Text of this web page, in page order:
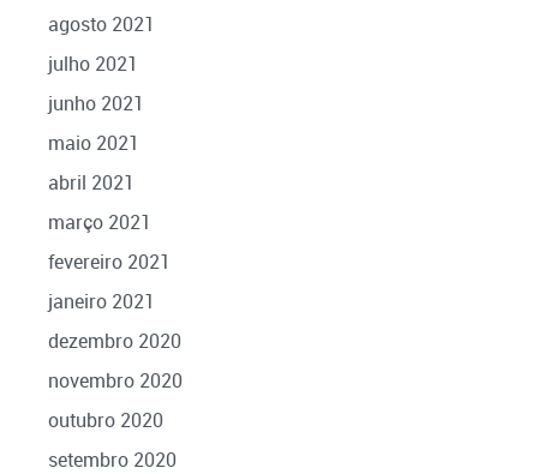
agosto 2021
julho 2021
junho 2021
maio 2021
abril 2021
março 2021
fevereiro 2021
janeiro 2021
dezembro 2020
novembro 2020
outubro 2020
setembro 2020